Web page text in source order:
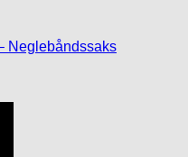
Neglebåndssaks